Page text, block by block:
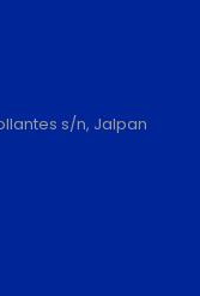
s/n, Jalpan